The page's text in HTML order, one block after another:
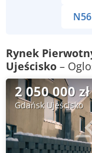
N56
Rynek Pierwotny Gdańsk
Ujeścisko –
2 050 000 zł
Gdańsk Ujeścisko